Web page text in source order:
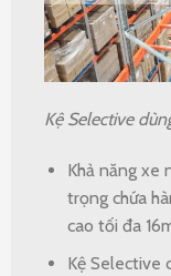
Kệ Selective
Khả năng xe
trọng chứa
cao tối đa
Kệ Selective